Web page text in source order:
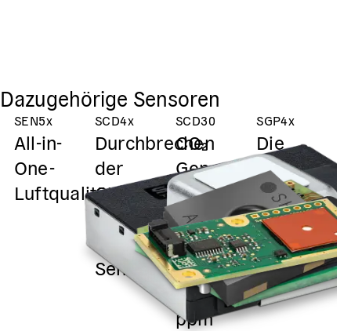
Dazugehörige Sensoren
SEN5x
All-in-
One-
Luftqualitätsmessungen
SCD4x
Durchbrechen
der
Grössengrenze
in der
CO₂-
Sensorik
SCD30
CO₂
Genauigkeit
±(30
ppm +
3% MV)
@400-
10000
ppm
SGP4x
Die
Zukunft
der MOX-
Sensorik